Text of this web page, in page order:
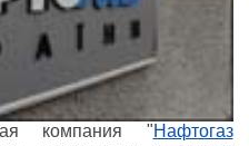
компания "Нафтогаз